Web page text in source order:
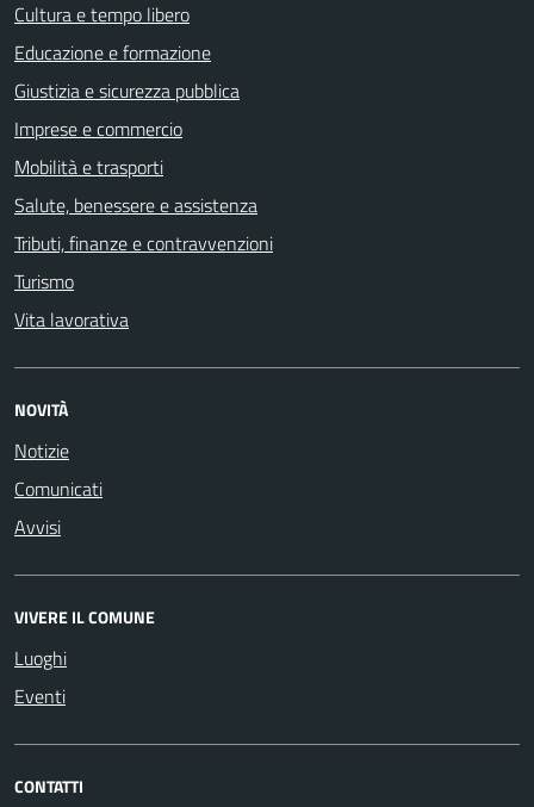
Cultura e tempo libero
Educazione e formazione
Giustizia e sicurezza pubblica
Imprese e commercio
Mobilità e trasporti
Salute, benessere e assistenza
Tributi, finanze e contravvenzioni
Turismo
Vita lavorativa
NOVITÀ
Notizie
Comunicati
Avvisi
VIVERE IL COMUNE
Luoghi
Eventi
CONTATTI